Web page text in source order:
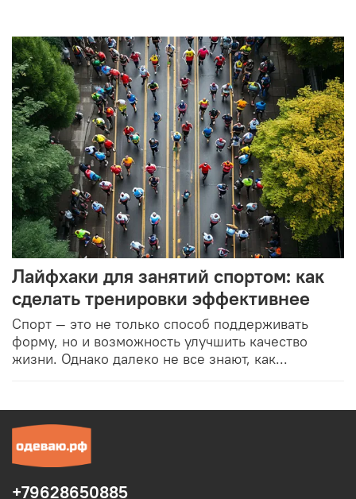
Лайфхаки для занятий спортом: как
сделать тренировки эффективнее
Спорт — это не только способ поддерживать
форму, но и возможность улучшить качество
жизни. Однако далеко не все знают, как...
+79628650885